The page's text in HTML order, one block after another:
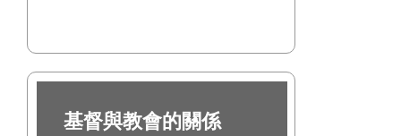
基督與教會的關係